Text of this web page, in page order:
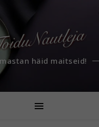
häid maitseid!